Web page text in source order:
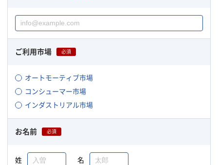
ご利用市場 必須
オートモーティブ市場
コンシューマー市場
インダストリアル市場
お名前 必須
姓 名